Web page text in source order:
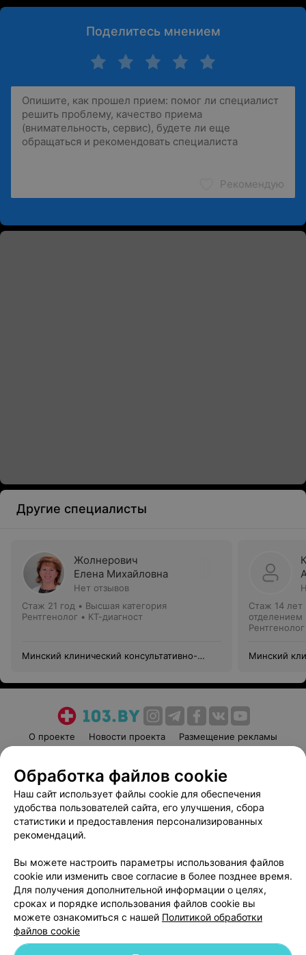
Поделитесь мнением
Рекомендую
Другие специалисты
Жолнерович
Елена Михайловна
Нет отзывов
Стаж 21 год • Высшая категория
Рентгенолог • КТ-диагност
Минский клинический консультативно-
Стаж 14 лет
отделением
Рентгенолог
Минский
О проекте Новости проекта
Размещение рекламы
Пользовательское соглашение
Способы оплаты
Вакансии
Партнеры
Написать руководителю 103.by
Обработка персональных данных
Обработка файлов cookie
Наш сайт использует файлы cookie для обеспечения
удобства пользователей сайта, его улучшения, сбора
статистики и предоставления персонализированных
рекомендаций.
Вы можете настроить параметры использования файлов
cookie или изменить свое согласие в более позднее время.
Для получения дополнительной информации о целях,
сроках и порядке использования файлов cookie вы
можете ознакомиться с нашей Политикой обработки
файлов cookie